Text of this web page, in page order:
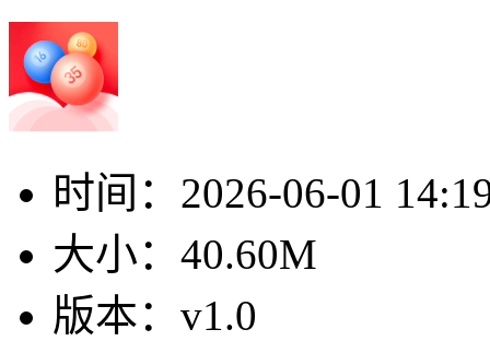
时间： 2026-06-01
大小： 40.60M
版本： v1.0